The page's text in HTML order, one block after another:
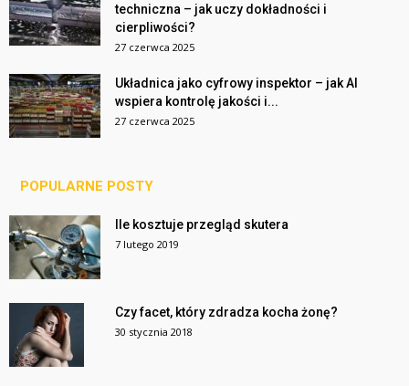
techniczna – jak uczy dokładności i
cierpliwości?
27 czerwca 2025
Układnica jako cyfrowy inspektor – jak AI
wspiera kontrolę jakości i...
27 czerwca 2025
POPULARNE POSTY
Ile kosztuje przegląd skutera
7 lutego 2019
Czy facet, który zdradza kocha żonę?
30 stycznia 2018